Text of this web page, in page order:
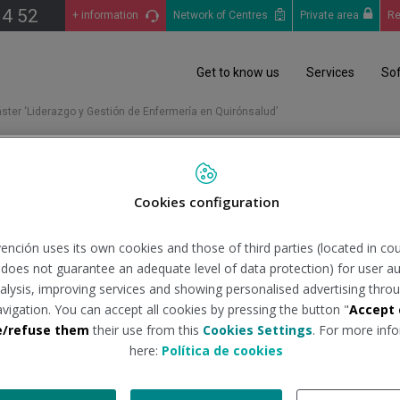
52 + information Network of Centres Private area
Get to know us Services
‘Liderazgo y Gestión de Enfermería en Quirónsalud’
‘Liderazgo y
de la primera promoción del máster ‘Liderazgo y
de distintos hospitales del Grupo de toda España.
da continuidad al programa superior ‘Ser líder en
el desarrollo de la carrera de sus profesionales, así como su
Cookies configuration
uses its own cookies and those of third parties (located in
not guarantee an adequate level of data protection) for user
improving services and showing personalised advertising
You can accept all cookies by pressing the button "Accept
refuse them their use from this Cookies Settings. For more
here: Política de cookies